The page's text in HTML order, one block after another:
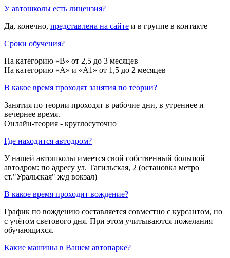
У автошколы есть лицензия?
Да, конечно, представлена на сайте и в группе в контакте
Сроки обучения?
На категорию «B» от 2,5 до 3 месяцев
На категорию «A» и «A1» от 1,5 до 2 месяцев
В какое время проходят занятия по теории?
Занятия по теории проходят в рабочие дни, в утреннее и
вечернее время.
Онлайн-теория - круглосуточно
Где находится автодром?
У нашей автошколы имеется свой собственный большой
автодром: по адресу ул. Тагильская, 2 (остановка метро
ст."Уральская" ж/д вокзал)
В какое время проходит вождение?
График по вождению составляется совместно с курсантом, но
с учётом светового дня. При этом учитываются пожелания
обучающихся.
Какие машины в Вашем автопарке?